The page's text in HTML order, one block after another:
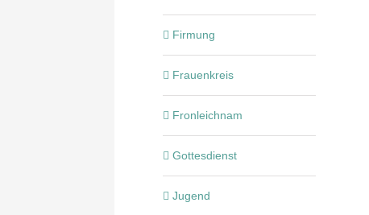
Firmung
Frauenkreis
Fronleichnam
Gottesdienst
Jugend